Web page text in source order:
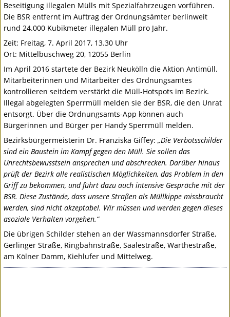
Beseitigung illegalen Mülls mit Spezialfahrzeugen vorführen.
Die BSR entfernt im Auftrag der Ordnungsämter berlinweit
rund 24.000 Kubikmeter illegalen Müll pro Jahr.
Zeit: Freitag, 7. April 2017, 13.30 Uhr
Ort: Mittelbuschweg 20, 12055 Berlin
Im April 2016 startete der Bezirk Neukölln die Aktion Antimüll.
Mitarbeiterinnen und Mitarbeiter des Ordnungsamtes
kontrollieren seitdem verstärkt die Müll-Hotspots im Bezirk.
Illegal abgelegten Sperrmüll melden sie der BSR, die den Unrat
entsorgt. Über die Ordnungsamts-App können auch
Bürgerinnen und Bürger per Handy Sperrmüll melden.
Bezirksbürgermeisterin Dr. Franziska Giffey:„Die Verbotsschilder
sind ein Baustein im Kampf gegen den Müll. Sie sollen das
Unrechtsbewusstsein ansprechen und abschrecken. Darüber hinaus
prüft der Bezirk alle realistischen Möglichkeiten, das Problem in den
Griff zu bekommen, und führt dazu auch intensive Gespräche mit der
BSR. Diese Zustände, dass unsere Straßen als Müllkippe missbraucht
werden, sind nicht akzeptabel. Wir müssen und werden gegen dieses
asoziale Verhalten vorgehen.“
Die übrigen Schilder stehen an der Wassmannsdorfer Straße,
Gerlinger Straße, Ringbahnstraße, Saalestraße, Warthestraße,
am Kölner Damm, Kiehlufer und Mittelweg.